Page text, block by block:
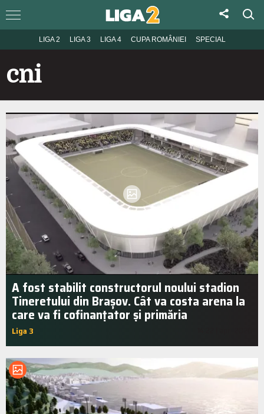
LIGA 2 LIGA 3 LIGA 4 CUPA ROMÂNIEI SPECIAL
cni
A fost stabilit constructorul noului stadion
Tineretului din Brașov. Cât va costa arena la
care va fi cofinanțator și primăria
Liga 3